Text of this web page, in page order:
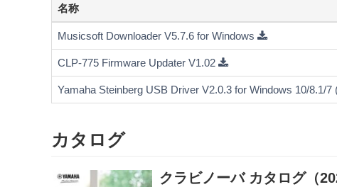
名称
Musicsoft Downloader V5.7.6 for Windows
CLP-775 Firmware Updater V1.02
Yamaha Steinberg USB Driver V2.0.3 for Windows 10/8.1/7
カタログ
クラビノーバ カタログ（